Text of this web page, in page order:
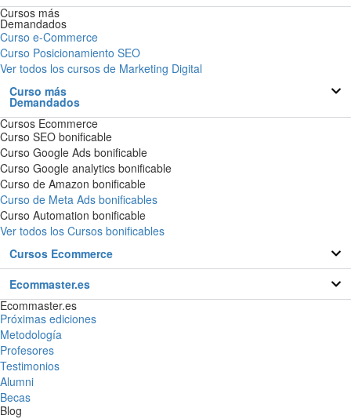
Cursos más
Demandados
Curso e-Commerce
Curso Posicionamiento SEO
Ver todos los cursos de Marketing Digital
Curso más
Demandados
Cursos Ecommerce
Curso SEO bonificable
Curso Google Ads bonificable
Curso Google analytics bonificable
Curso de Amazon bonificable
Curso de Meta Ads bonificables
Curso Automation bonificable
Ver todos los Cursos bonificables
Cursos Ecommerce
Ecommaster.es
Ecommaster.es
Próximas ediciones
Metodología
Profesores
Testimonios
Alumni
Becas
Blog